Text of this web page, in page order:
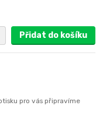
Přidat do košíku
pro vás připravíme